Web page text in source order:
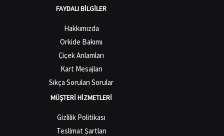
FAYDALI BILGILER
Hakkımızda
Orkide Bakımı
Çiçek Anlamları
Kart Mesajları
Sıkça Sorulan Sorular
MÜŞTERI HIZMETLERI
Gizlilik Politikası
Teslimat Şartları